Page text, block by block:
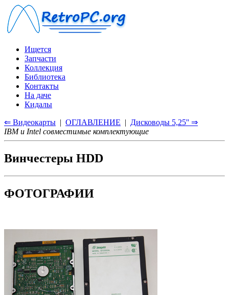
Ищется
Запчасти
Коллекция
Библиотека
Контакты
На даче
Кидалы
⇐ Видеокарты | ОГЛАВЛЕНИЕ | Дисководы 5,25'' ⇒
IBM и Intel совместимые комплектующие
Винчестеры HDD
ФОТОГРАФИИ